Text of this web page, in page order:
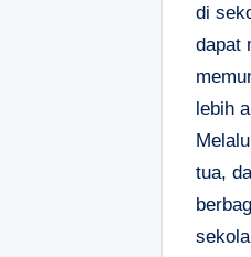
di
dapat
lebih
tua,